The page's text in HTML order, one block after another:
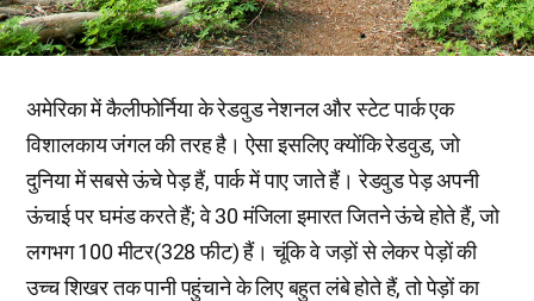
अमेरिका में कैलीफोर्निया के रेडवुड नेशनल और स्टेट पार्क एक
विशालकाय जंगल की तरह है। ऐसा इसलिए क्योंकि रेडवुड, जो
दुनिया में सबसे ऊंचे पेड़ हैं, पार्क में पाए जाते हैं। रेडवुड पेड़ अपनी
ऊंचाई पर घमंड करते हैं; वे 30 मंजिला इमारत जितने ऊंचे होते हैं, जो
लगभग 100 मीटर(328 फीट) हैं। चूंकि वे जड़ों से लेकर पेड़ों की
उच्च शिखर तक पानी पहुंचाने के लिए बहुत लंबे होते हैं, तो पेड़ों का